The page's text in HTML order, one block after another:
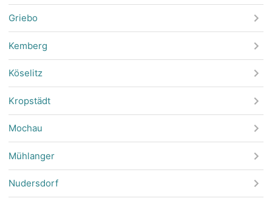
Griebo
Kemberg
Köselitz
Kropstädt
Mochau
Mühlanger
Nudersdorf